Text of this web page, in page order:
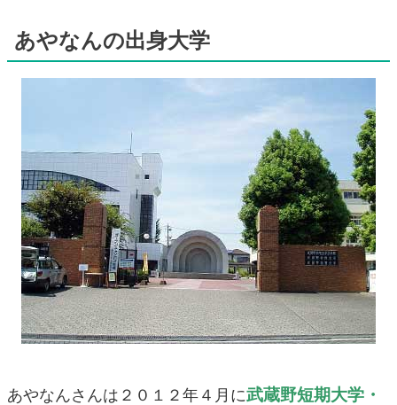
あやなんの出身大学
あやなんさんは２０１２年４月に武蔵野短期大学・